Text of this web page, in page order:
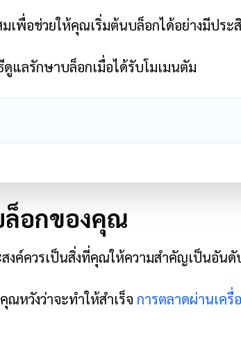
เพื่อช่วยให้คุณเริ่มต้นบล็อกได้อย่างมีปร
แลรักษาบล็อกเมื่อได้รับโมเมนตัม
ล็อกของคุณ
สงค์ควรเป็นสิ่งที่คุณให้ความสำคัญเป็นอัน
หวังว่าจะทำให้สำเร็จ การตลาดผ่านเครื่